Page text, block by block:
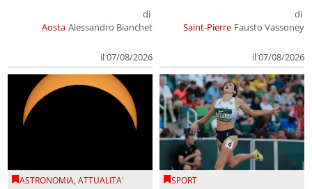
Aosta
di
Alessandro Bianchet
il 07/08/2026
Saint-Pierre
di
Fausto Vassoney
il 07/08/2026
ASTRONOMIA,ATTUALITA' SPORT